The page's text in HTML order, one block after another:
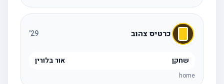
כרטיס צהוב 29
'
שחקן אור בלורין
home